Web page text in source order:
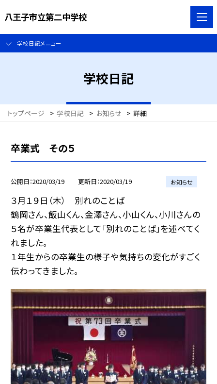
八王子市立第二中学校
学校日記メニュー
学校日記
トップページ > 学校日記 > お知らせ > 詳細
卒業式 その５
公開日 2020/03/19 更新日 2020/03/19 お知らせ
３月１９日（木） 別れのことば
鶴岡さん、飯山くん、金澤さん、小山くん、小川さんの
５名が卒業生代表として「別れのことば」を述べてく
れました。
１年生からの卒業生の様子や気持ちの変化がすごく
伝わってきました。